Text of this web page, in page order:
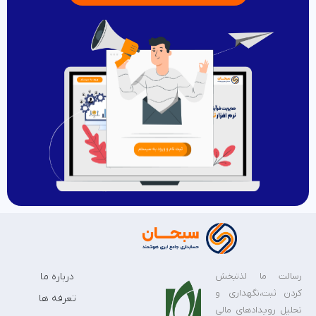
رسالت ما لذتبخش
کردن ثبت،نگهداری و
تحلیل رویدادهای مالی
درباره ما
تعرفه ها